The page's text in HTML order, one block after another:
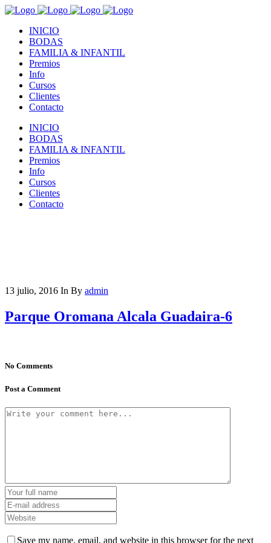
INICIO
BODAS
FAMILIA & INFANTIL
Premios
Info
Cursos
Clientes
Contacto
INICIO
BODAS
FAMILIA & INFANTIL
Premios
Info
Cursos
Clientes
Contacto
13 julio, 2016 In By admin
Parque Oromana Alcala Guadaira-6
No Comments
Post a Comment
Save my name, email, and website in this browser for the next